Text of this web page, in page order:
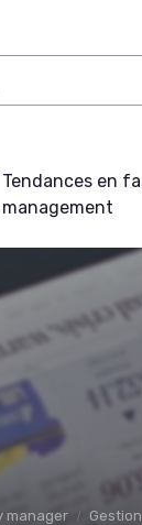
Tendances en
management
manager